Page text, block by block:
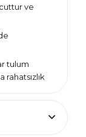
ve
tulum